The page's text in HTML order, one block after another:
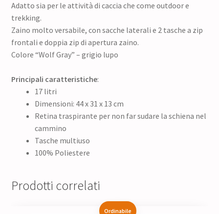
Adatto sia per le attività di caccia che come outdoor e
trekking.
Zaino molto versabile, con sacche laterali e 2 tasche a zip
frontali e doppia zip di apertura zaino.
Colore “Wolf Gray” – grigio lupo
Principali caratteristiche:
17 litri
Dimensioni: 44 x 31 x 13 cm
Retina traspirante per non far sudare la schiena nel
cammino
Tasche multiuso
100% Poliestere
Prodotti correlati
Ordinabile